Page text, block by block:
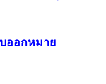
ออกหมาย